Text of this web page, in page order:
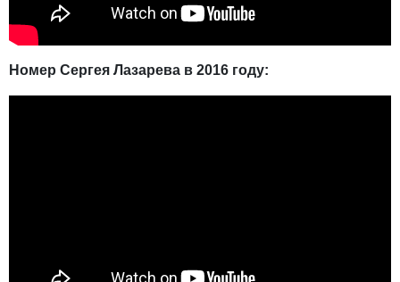
Номер Сергея Лазарева в 2016 году: